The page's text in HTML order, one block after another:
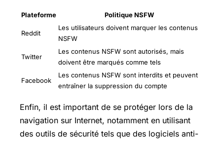
Plateforme Politique NSFW
Reddit
Les utilisateurs doivent marquer les contenus
NSFW
Twitter
Les contenus NSFW sont autorisés, mais
doivent être marqués comme tels
Facebook
Les contenus NSFW sont interdits et peuvent
entraîner la suppression du compte
Enfin, il est important de se protéger lors de la
navigation sur Internet, notamment en utilisant
des outils de sécurité tels que des logiciels anti-